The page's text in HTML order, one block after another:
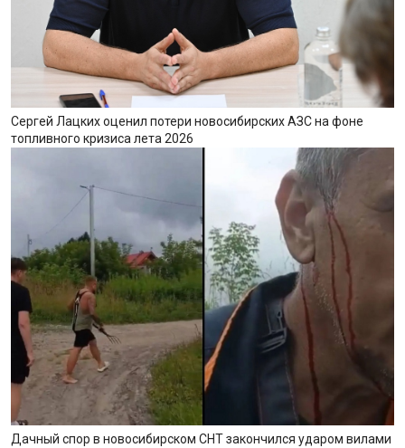
Сергей Лацких оценил потери новосибирских АЗС на фоне
топливного кризиса лета 2026
Дачный спор в новосибирском СНТ закончился ударом вилами